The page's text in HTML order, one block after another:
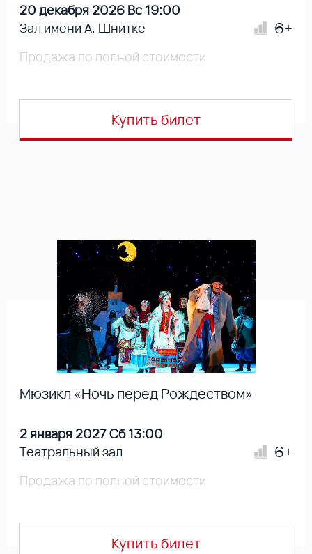
20 декабря 2026 Вс 19:00
Зал имени А. Шнитке
6+
Продажа по полной стоимости
Купить билет
Мюзикл «Ночь перед Рождеством»
2 января 2027 Сб 13:00
Театральный зал
6+
Продажа по полной стоимости
Купить билет